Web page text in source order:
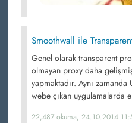
Smoothwall ile
Genel olarak transparent
olmayan proxy daha
yapmaktadır. Aynı
webe çıkan uygulamalarda
22,487 okuma, 24.10.2014